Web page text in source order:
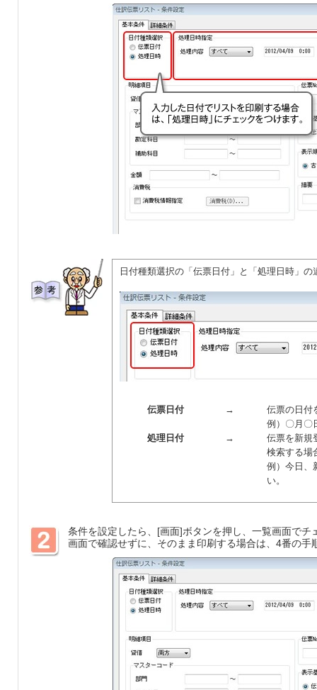
日付種類選択の「伝票日付」と「処理日時」の
伝票日付 →
伝票の日付
例）〇月〇
処理日付
→
伝票を新規
検索する場
例）今日、
い。
条件を設定したら、[画面]ボタンを押し、一覧画面でチ
画面で確認せずに、そのまま印刷する場合は、4番の手